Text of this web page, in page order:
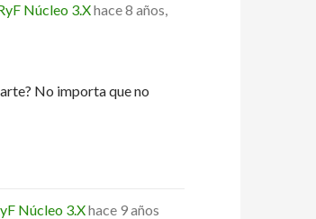
Núcleo 3.Xhace 8 años,
No importa que no
Núcleo 3.Xhace 9 años